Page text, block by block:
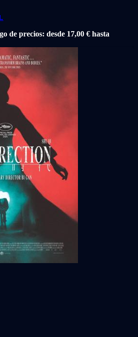
de precios: desde 17,00 € hasta